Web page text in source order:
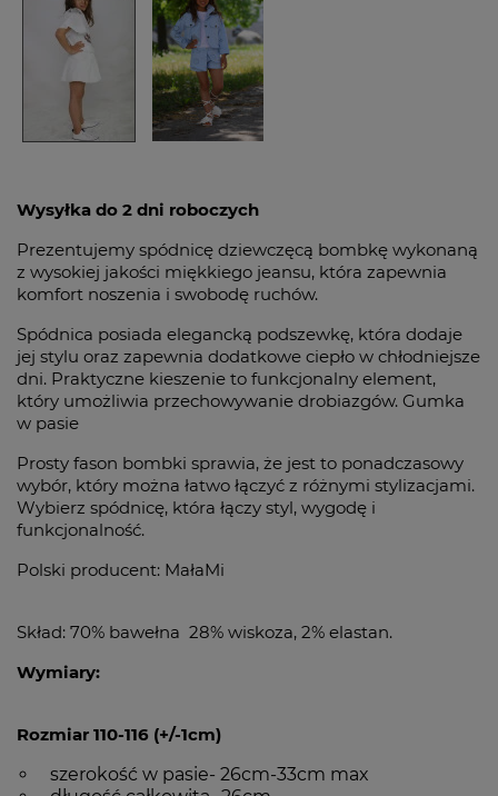
Wysyłka do 2 dni roboczych
Prezentujemy spódnicę dziewczęcą bombkę wykonaną
z wysokiej jakości miękkiego jeansu, która zapewnia
komfort noszenia i swobodę ruchów.
Spódnica posiada elegancką podszewkę, która dodaje
jej stylu oraz zapewnia dodatkowe ciepło w chłodniejsze
dni. Praktyczne kieszenie to funkcjonalny element,
który umożliwia przechowywanie drobiazgów. Gumka
w pasie
Prosty fason bombki sprawia, że jest to ponadczasowy
wybór, który można łatwo łączyć z różnymi stylizacjami.
Wybierz spódnicę, która łączy styl, wygodę i
funkcjonalność.
Polski producent: MałaMi
Skład: 70% bawełna 28% wiskoza, 2% elastan.
Wymiary:
Rozmiar 110-116 (+/-1cm)
szerokość w pasie- 26cm-33cm max